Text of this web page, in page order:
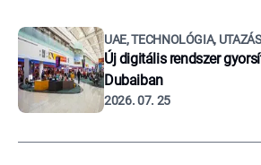
UAE, TECHNOLÓGIA,
Új digitális rendszer
Dubaiban
2026. 07. 25